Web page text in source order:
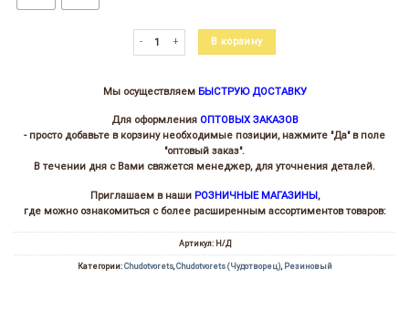
Количество товара Клей резиновый Speranza
В корзину
Мы осуществляем БЫСТРУЮ ДОСТАВКУ
Для оформления ОПТОВЫХ ЗАКАЗОВ
- просто добавьте в корзину необходимые позиции, нажмите "Да" в поле
"оптовый заказ".
В течении дня с Вами свяжется менеджер, для уточнения деталей.
Приглашаем в наши РОЗНИЧНЫЕ МАГАЗИНЫ,
где можно ознакомиться с более расширенным ассортиментов товаров:
Артикул: Н/Д
Категории: Chudotvorets,Chudotvorets (Чудотворец), Резиновый